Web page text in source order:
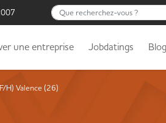
Que recherchez-vous ?
une entreprise Jobdatings Blog
H) Valence (26)